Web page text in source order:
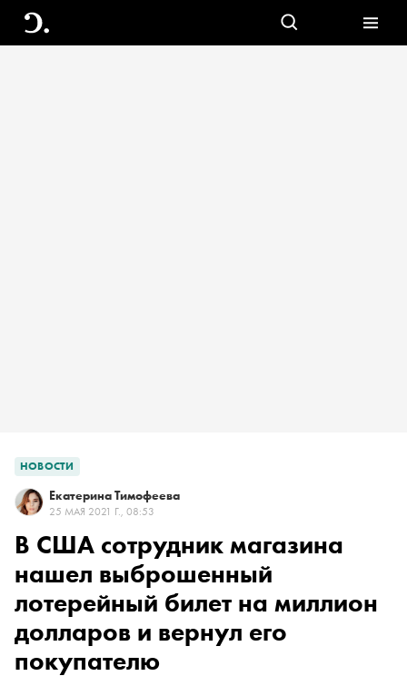
НОВОСТИ
Екатерина Тимофеева
25 МАЯ 2021 Г., 08:53
В США сотрудник магазина
нашел выброшенный
лотерейный билет на миллион
долларов и вернул его
покупателю